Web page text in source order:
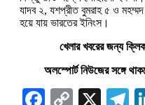
যাদব ২, যশপ্রীত বুমরাহ ৫ ও
হয়ে যায় ভারতের ইনিংস।
খেলার খবরের জন্য
অলস্পোর্ট নিউজের সঙ্গে
Facebook
Copy
X